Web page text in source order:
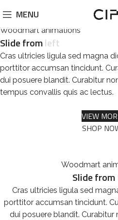
MENU
Woodmart animations
Slide fromleft
Cras ultricies ligula sed magna
porttitor accumsan tincidunt.
dui posuere blandit. Curabitur
tempus convallis quis ac lectus.
VIEW
SHOP
Woodmart
Slide from
Cras ultricies ligula sed
porttitor accumsan tincidunt.
dui posuere blandit. Curabitur